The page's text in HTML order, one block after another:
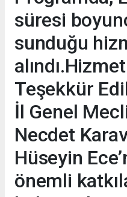
süresi
sunduğu
Teşekkür
İl Genel
Necdet
Hüseyin
önemli